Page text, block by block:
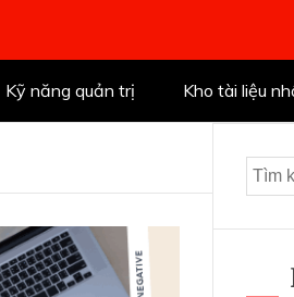
Kỹ năng quản trị Kho tài liệu
Tìm
kiếm
cho: